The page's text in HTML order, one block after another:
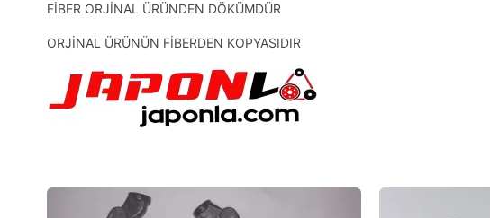
FİBER ORJİNAL ÜRÜNDEN DÖKÜMDÜR
ORJİNAL ÜRÜNÜN FİBERDEN KOPYASIDIR